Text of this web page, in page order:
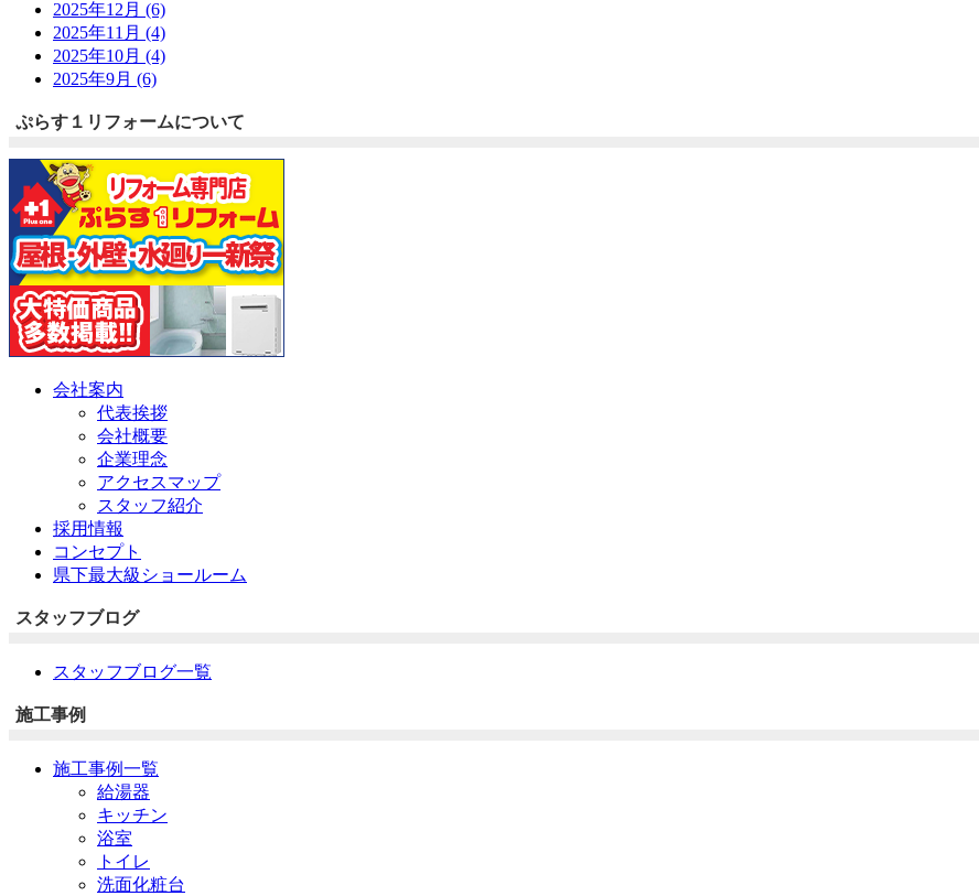
2025年12月 (6)
2025年11月 (4)
2025年10月 (4)
2025年9月 (6)
ぷらす１リフォームについて
会社案内
代表挨拶
会社概要
企業理念
アクセスマップ
スタッフ紹介
採用情報
コンセプト
県下最大級ショールーム
スタッフブログ
スタッフブログ一覧
施工事例
施工事例一覧
給湯器
キッチン
浴室
トイレ
洗面化粧台